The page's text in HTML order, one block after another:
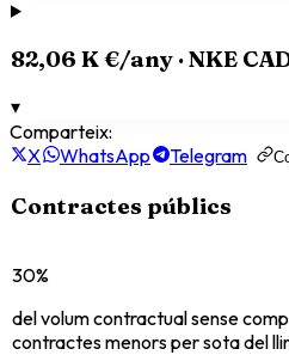
82,06 K €/any ·NKE
▾
Comparteix:
X
WhatsApp Telegram
Contractes públics
30%
del volum contractual sense
contractes menors per sota del